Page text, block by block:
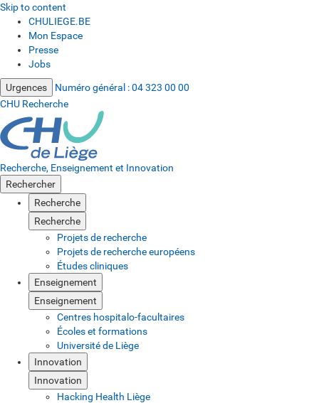
Skip to content
CHULIEGE.BE
Mon Espace
Presse
Jobs
Urgences Numéro général :04 323 00 00
CHU Recherche
Recherche, Enseignement et Innovation
Rechercher
Recherche
Recherche
Projets de recherche
Projets de recherche européens
Études cliniques
Enseignement
Enseignement
Centres hospitalo-facultaires
Écoles et formations
Université de Liège
Innovation
Innovation
Hacking Health Liège